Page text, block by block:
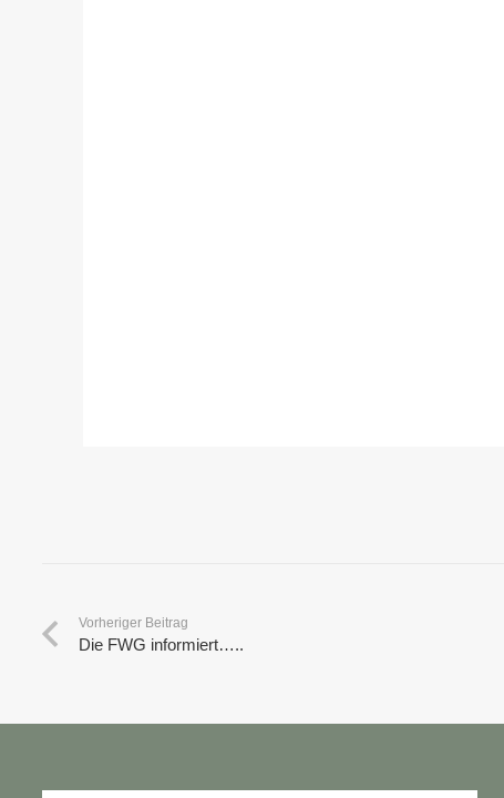
Vorheriger Beitrag
Die FWG informiert…..